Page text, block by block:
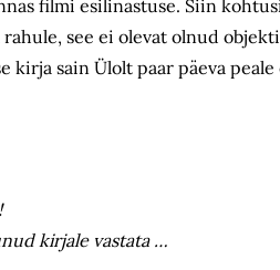
filmi esilinastuse. Siin
see ei olevat olnud
kirja sain Ülolt paar päeva
kirjale vastata …